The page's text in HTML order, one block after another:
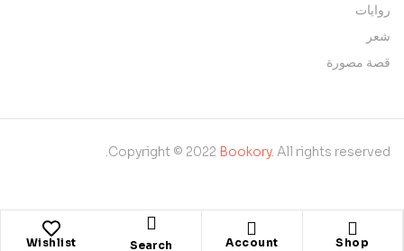
Shop
Account
Search
Wishlist
روايات
شعر
قصة مصورة
Copyright © 2022 Bookory. All rights reserved.